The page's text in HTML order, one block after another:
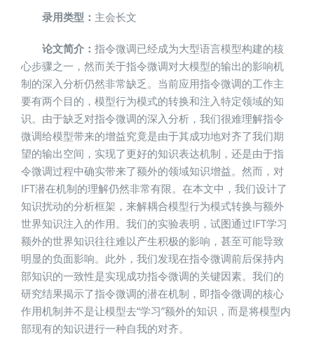
录用类型： 主会长文
论文简介： 指令微调已经成为大型语言模型构建的核
心步骤之一，然而关于指令微调对大模型的输出的影响机
制的深入分析仍然非常缺乏。当前应用指令微调的工作主
要有两个目的，模型行为模式的转换和注入特定领域的知
识。由于缺乏对指令微调的深入分析，我们很难理解指令
微调给模型带来的增益究竟是由于其成功地对齐了我们期
望的输出空间，实现了更好的知识表达机制，还是由于指
令微调过程中确实带来了额外的领域知识增益。然而，对
IFT潜在机制的理解仍然非常有限。在本文中，我们设计了
知识扰动的分析框架，来解耦合模型行为模式转换与额外
世界知识注入的作用。我们的实验表明，试图通过IFT学习
额外的世界知识往往难以产生积极的影响，甚至可能导致
明显的负面影响。此外，我们发现在指令微调前后保持内
部知识的一致性是实现成功指令微调的关键因素。我们的
研究结果揭示了指令微调的潜在机制，即指令微调的核心
作用机制并不是让模型去“学习”额外的知识，而是将模型内
部现有的知识进行一种自我的对齐。